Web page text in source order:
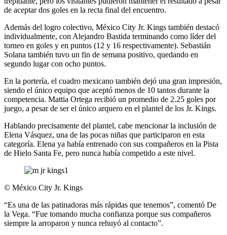
de aceptar dos goles en la recta final del encuentro.
Además del logro colectivo, México City Jr. Kings también destacó
individualmente, con Alejandro Bastida terminando como líder del
torneo en goles y en puntos (12 y 16 respectivamente). Sebastián
Solana también tuvo un fin de semana positivo, quedando en
segundo lugar con ocho puntos.
En la portería, el cuadro mexicano también dejó una gran impresión,
siendo el único equipo que aceptó menos de 10 tantos durante la
competencia. Mattia Ortega recibió un promedio de 2.25 goles por
juego, a pesar de ser el único arquero en el plantel de los Jr. Kings.
Hablando precisamente del plantel, cabe mencionar la inclusión de
Elena Vásquez, una de las pocas niñas que participaron en esta
categoría. Elena ya había entrenado con sus compañeros en la Pista
de Hielo Santa Fe, pero nunca había competido a este nivel.
© México City Jr. Kings
“Es una de las patinadoras más rápidas que tenemos”, comentó De
la Vega. “Fue tomando mucha confianza porque sus compañeros
siempre la arroparon y nunca rehuyó al contacto”.